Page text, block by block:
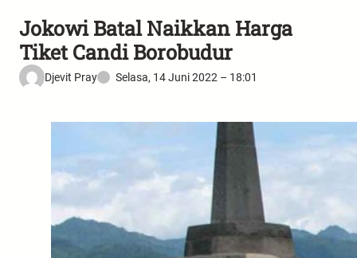
Jokowi Batal Naikkan Harga
Tiket Candi Borobudur
Djevit Pray Selasa, 14 Juni 2022 – 18:01